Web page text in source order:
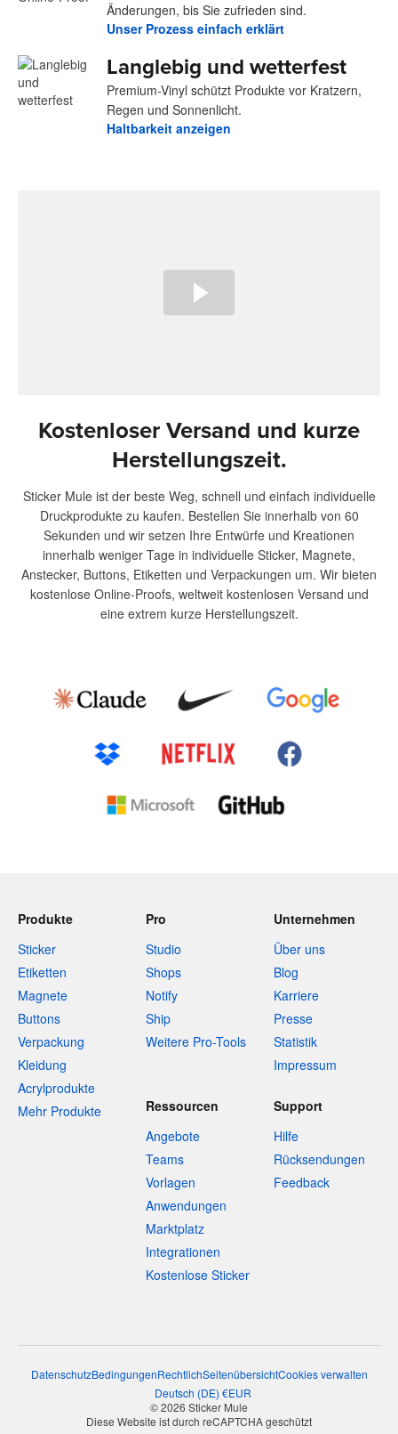
Änderungen, bis Sie zufrieden sind.
Unser Prozess einfach erklärt
Langlebig und wetterfest
Premium-Vinyl schützt Produkte vor Kratzern,
Regen und Sonnenlicht.
Haltbarkeit anzeigen
Kostenloser Versand und kurze
Herstellungszeit.
Sticker Mule ist der beste Weg, schnell und einfach individuelle
Druckprodukte zu kaufen. Bestellen Sie innerhalb von 60
Sekunden und wir setzen Ihre Entwürfe und Kreationen
innerhalb weniger Tage in individuelle Sticker, Magnete,
Anstecker, Buttons, Etiketten und Verpackungen um. Wir bieten
kostenlose Online-Proofs, weltweit kostenlosen Versand und
eine extrem kurze Herstellungszeit.
Produkte
Sticker
Etiketten
Magnete
Buttons
Verpackung
Kleidung
Acrylprodukte
Mehr Produkte
Pro
Studio
Shops
Notify
Ship
Weitere Pro-Tools
Unternehmen
Über uns
Blog
Karriere
Presse
Statistik
Impressum
Ressourcen
Angebote
Teams
Vorlagen
Anwendungen
Marktplatz
Integrationen
Kostenlose Sticker
Support
Hilfe
Rücksendungen
Feedback
DatenschutzBedingungenRechtlichSeitenübersichtCookies verwalten
Deutsch (DE) €EUR
© 2026 Sticker Mule
Diese Website ist durch reCAPTCHA geschützt